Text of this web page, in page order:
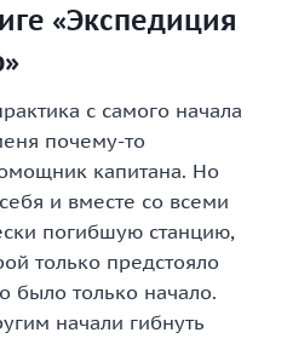
«Экспедиция
с самого начала
почему-то
капитана. Но
и вместе со всеми
погибшую станцию,
только предстояло
было только начало.
начали гибнуть